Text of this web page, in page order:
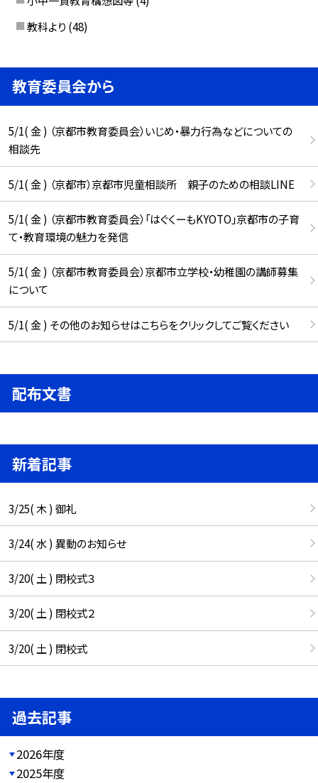
教科より (48)
教育委員会から
5/1( 金 ) （京都市教育委員会）いじめ・暴力行為などについての
相談先
5/1( 金 ) （京都市）京都市児童相談所 親子のための相談LINE
5/1( 金 ) （京都市教育委員会）「はぐくーもKYOTO」京都市の子育
て・教育環境の魅力を発信
5/1( 金 ) （京都市教育委員会）京都市立学校・幼稚園の講師募集
について
5/1( 金 ) その他のお知らせはこちらをクリックしてご覧ください
配布文書
新着記事
3/25( 木 ) 御礼
3/24( 水 ) 異動のお知らせ
3/20( 土 ) 閉校式３
3/20( 土 ) 閉校式２
3/20( 土 ) 閉校式
過去記事
2026年度
2025年度